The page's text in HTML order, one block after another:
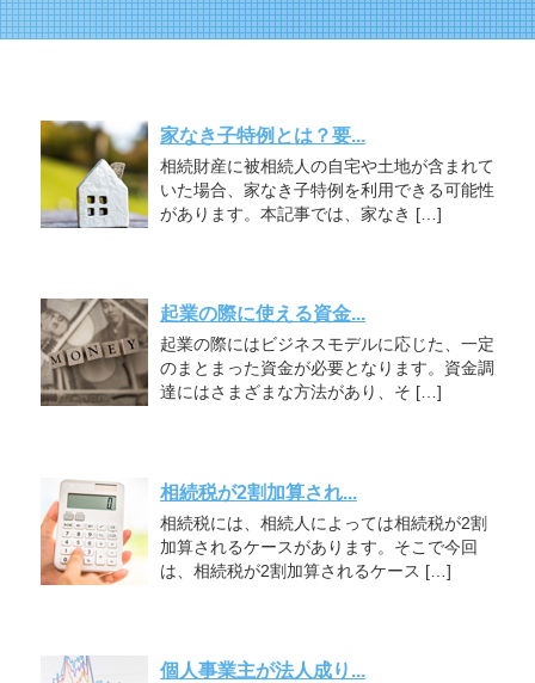
家なき子特例とは？要...
相続財産に被相続人の自宅や土地が含まれて
いた場合、家なき子特例を利用できる可能性
があります。本記事では、家なき […]
起業の際に使える資金...
起業の際にはビジネスモデルに応じた、一定
のまとまった資金が必要となります。資金調
達にはさまざまな方法があり、そ […]
相続税が2割加算され...
相続税には、相続人によっては相続税が2割
加算されるケースがあります。そこで今回
は、相続税が2割加算されるケース […]
個人事業主が法人成り...